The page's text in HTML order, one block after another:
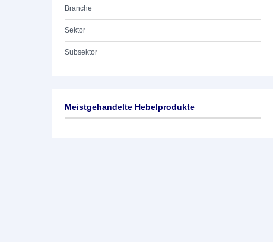
Branche
Sektor
Subsektor
Meistgehandelte Hebelprodukte